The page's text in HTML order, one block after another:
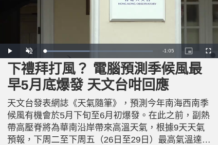
P
l
a
U
n
m
u
t
e
L
o
a
d
e
d
:
4
1
7
7
%
R
e
m
n
i
-1:05
P
i
c
t
u
-
P
u
r
e
F
u
下禮拜打風？ 電腦預測季候風最
早5月底爆發 天文台咁回應
天文台發表網誌《天氣隨筆》，預測今年南海西南季
候風有機會於5月下旬至6月初爆發。在此之前，副熱
帶高壓脊將為華南沿岸帶來高溫天氣，根據9天天氣
預報，下周二至下周五（26日至29日）最高氣溫達